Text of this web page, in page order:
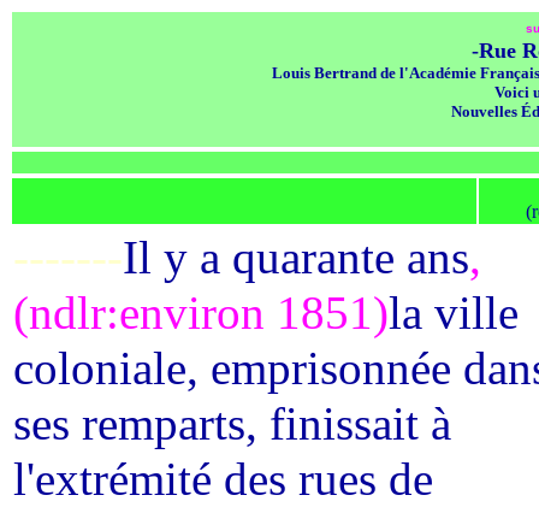
-Rue
Louis Bertrand de l'Académie
Voici
Nouvelles
-------Il y a quarante ans,
(ndlr:environ 1851)la ville
coloniale, emprisonnée
ses remparts, finissait à
l'extrémité des rues de